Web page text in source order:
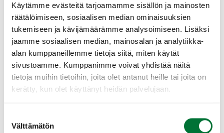
Käytämme evästeitä tarjoamamme sisällön ja mainosten
räätälöimiseen, sosiaalisen median ominaisuuksien
tukemiseen ja kävijämäärämme analysoimiseen. Lisäksi
jaamme sosiaalisen median, mainosalan ja analytiikka-
alan kumppaneillemme tietoja siitä, miten käytät
sivustoamme. Kumppanimme voivat yhdistää näitä
tietoja muihin tietoihin, joita olet antanut heille tai joita on
kerätty, kun olet käyttänyt heidän palvelujaan.
valinta
Välttämätön
tabletti, läppäri). Huolehdi siitä, että laitteen
akku on täyteen ladattu ja että käytössä on
toimiva verkkoyhteys.
Voit tehdä kokeen myös paperisena, mutta
suosimme ensisijaisesti sähköistä versiota.
Pyhtään riistanhoitoyhdistys
pyhtaa@rhy.riista.fi